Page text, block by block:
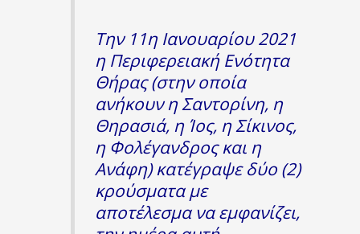
Την 11η Ιανουαρίου 2021
η Περιφερειακή Ενότητα
Θήρας (στην οποία
ανήκουν η Σαντορίνη, η
Θηρασιά, η Ίος, η Σίκινος,
η Φολέγανδρος και η
Ανάφη) κατέγραψε δύο (2)
κρούσματα με
αποτέλεσμα να εμφανίζει,